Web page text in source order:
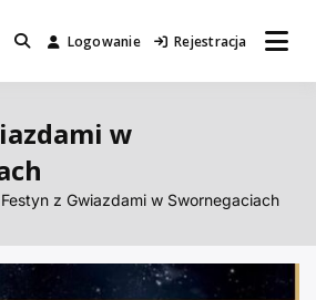
warto odwiedzić.
Logowanie Rejestracja
w
Festyn z Gwiazdami w Swornegaciach